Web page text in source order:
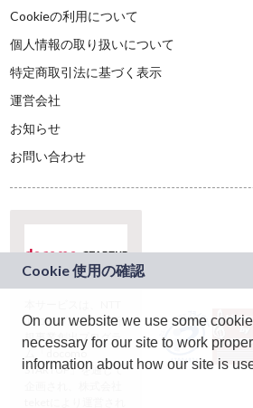
Cookieの利用について
個人情報の取り扱いについて
特定商取引法に基づく表示
運営会社
お知らせ
お問い合わせ
ドコモグループの新
規事業創出プログラ
ム「docomo
STARTUP」を通じて
On our website we use some
necessary for our site to work
information about how our site is